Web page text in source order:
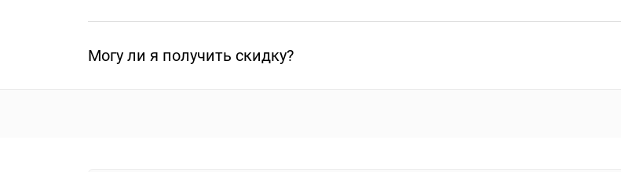
Могу ли я получить скидку?